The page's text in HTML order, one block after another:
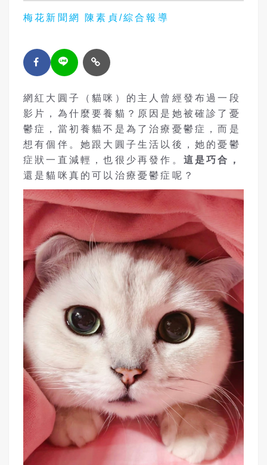
梅花新聞網 陳素貞/綜合報導
網紅大圓子（貓咪）的主人曾經發布過一段
影片，為什麼要養貓？原因是她被確診了憂
鬱症，當初養貓不是為了治療憂鬱症，而是
想有個伴。她跟大圓子生活以後，她的憂鬱
症狀一直減輕，也很少再發作。 這是巧合，
還是貓咪真的可以治療憂鬱症呢？